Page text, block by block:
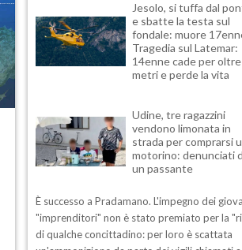
Jesolo, si tuffa dal
e sbatte la testa sul
fondale: muore
Tragedia sul Latemar:
14enne cade per
metri e perde la vita
Udine, tre ragazzini
vendono limonata in
strada per comprarsi
motorino: denunciati
un passante
È successo a Pradamano. L'impegno dei
"imprenditori" non è stato premiato per la
di qualche concittadino: per loro è scattata